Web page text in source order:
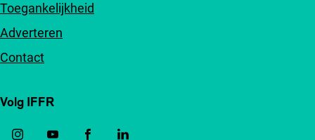
Toegankelijkheid
Adverteren
Contact
Volg IFFR